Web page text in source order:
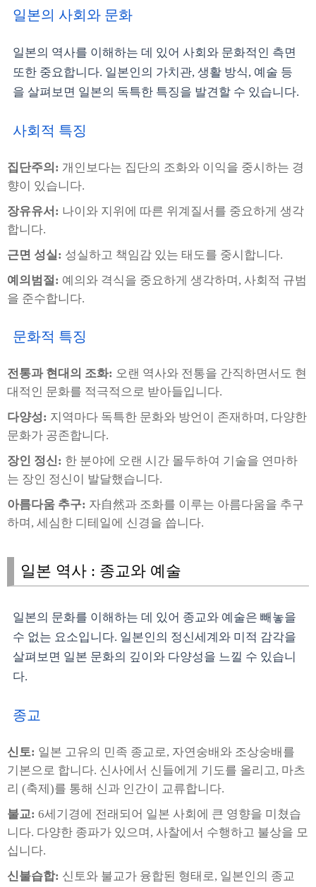
일본의 사회와 문화
일본의 역사를 이해하는 데 있어 사회와 문화적인 측면
또한 중요합니다. 일본인의 가치관, 생활 방식, 예술 등
을 살펴보면 일본의 독특한 특징을 발견할 수 있습니다.
사회적 특징
집단주의: 개인보다는 집단의 조화와 이익을 중시하는 경
향이 있습니다.
장유유서: 나이와 지위에 따른 위계질서를 중요하게 생각
합니다.
근면 성실: 성실하고 책임감 있는 태도를 중시합니다.
예의범절: 예의와 격식을 중요하게 생각하며, 사회적 규범
을 준수합니다.
문화적 특징
전통과 현대의 조화: 오랜 역사와 전통을 간직하면서도 현
대적인 문화를 적극적으로 받아들입니다.
다양성: 지역마다 독특한 문화와 방언이 존재하며, 다양한
문화가 공존합니다.
장인 정신: 한 분야에 오랜 시간 몰두하여 기술을 연마하
는 장인 정신이 발달했습니다.
아름다움 추구: 자自然과 조화를 이루는 아름다움을 추구
하며, 세심한 디테일에 신경을 씁니다.
일본 역사 : 종교와 예술
일본의 문화를 이해하는 데 있어 종교와 예술은 빼놓을
수 없는 요소입니다. 일본인의 정신세계와 미적 감각을
살펴보면 일본 문화의 깊이와 다양성을 느낄 수 있습니
다.
종교
신토: 일본 고유의 민족 종교로, 자연숭배와 조상숭배를
기본으로 합니다. 신사에서 신들에게 기도를 올리고, 마츠
리 (축제)를 통해 신과 인간이 교류합니다.
불교: 6세기경에 전래되어 일본 사회에 큰 영향을 미쳤습
니다. 다양한 종파가 있으며, 사찰에서 수행하고 불상을 모
십니다.
신불습합: 신토와 불교가 융합된 형태로, 일본인의 종교